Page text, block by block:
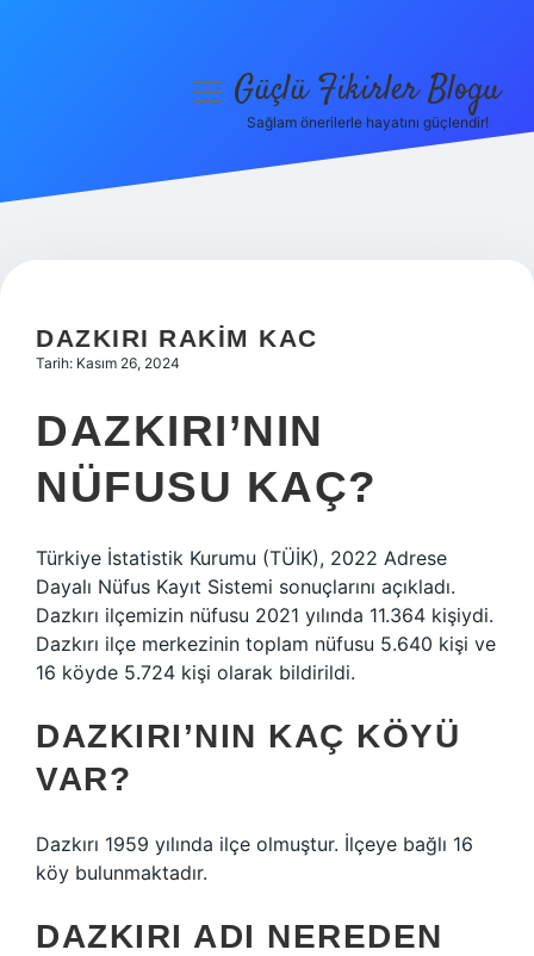
Hakkımızda
menüyüGüçlü Fikirler Blogu
Sağlam önerilerle hayatını güçlendir!
DAZKIRI RAKIM KAC
Tarih: Kasım 26, 2024
DAZKIRI’NIN
NÜFUSU KAÇ?
Türkiye İstatistik Kurumu (TÜİK), 2022 Adrese
Dayalı Nüfus Kayıt Sistemi sonuçlarını açıkladı.
Dazkırı ilçemizin nüfusu 2021 yılında 11.364 kişiydi.
Dazkırı ilçe merkezinin toplam nüfusu 5.640 kişi ve
16 köyde 5.724 kişi olarak bildirildi.
DAZKIRI’NIN KAÇ KÖYÜ
VAR?
Dazkırı 1959 yılında ilçe olmuştur. İlçeye bağlı 16
köy bulunmaktadır.
DAZKIRI ADI NEREDEN